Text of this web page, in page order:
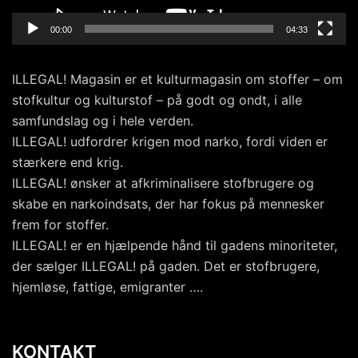
00:00 04:33
ILLEGAL! Magasin er et kulturmagasin om stoffer – om
stofkultur og kulturstof – på godt og ondt, i alle
samfundslag og i hele verden.
ILLEGAL! udfordrer krigen mod narko, fordi viden er
stærkere end krig.
ILLEGAL! ønsker at afkriminalisere stofbrugere og
skabe en narkoindsats, der har fokus på mennesker
frem for stoffer.
ILLEGAL! er en hjælpende hånd til gadens minoriteter,
der sælger ILLEGAL! på gaden. Det er stofbrugere,
hjemløse, fattige, emigranter ….
KONTAKT